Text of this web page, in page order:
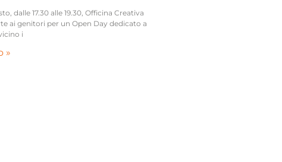
dalle 17.30 alle 19.30, Officina Creativa
ai genitori per un Open Day dedicato a
i
»